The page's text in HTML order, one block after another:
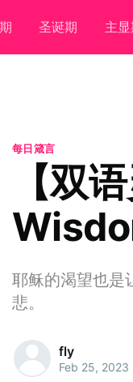
圣诞期 主
每日箴言
【双
耶稣的渴望也是
悲。
fly
Feb 25, 2023